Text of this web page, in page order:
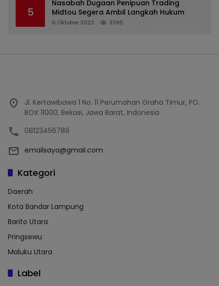
5
Nasabah Dugaan Penipuan Trading
Midtou Segera Ambil Langkah Hukum
6 Oktober 2022 3396
Jl. Kertawibawa 1 No. 11 Perumahan Graha Timur, PO.
BOX 11000, Bekasi, Jawa Barat, Indonesia
08123456789
emailsaya@gmail.com
Kategori
Daerah
Kota Bandar Lampung
Barito Utara
Pringsewu
Maluku Utara
Label